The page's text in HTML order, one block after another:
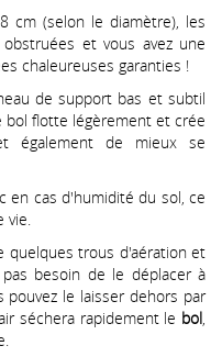
cm (selon le diamètre), les
et vous avez une
chaleureuses garanties !
de support bas et subtil
bol flotte légèrement et crée
également de mieux se
en cas d'humidité du sol, ce
trous d'aération et
pas besoin de le déplacer à
pouvez le laisser dehors par
séchera rapidement le bol